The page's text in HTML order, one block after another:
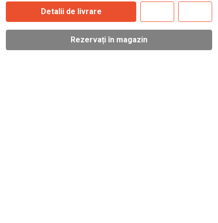
Detalii de livrare
Rezervați în magazin